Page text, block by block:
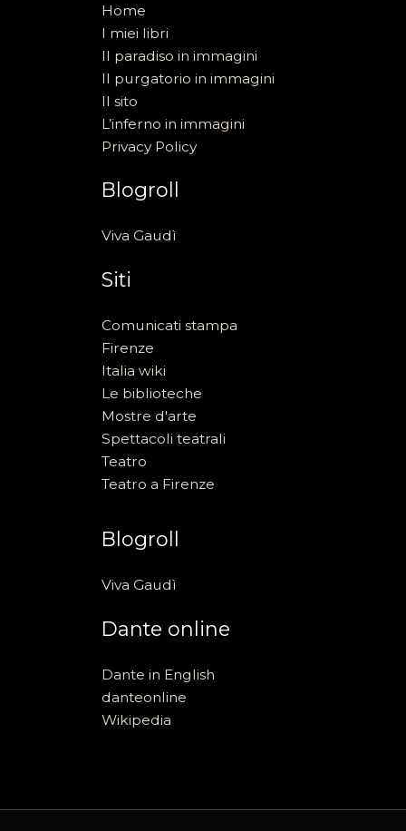
Home
I miei libri
Il paradiso in immagini
Il purgatorio in immagini
Il sito
L’inferno in immagini
Privacy Policy
Blogroll
Viva Gaudì
Siti
Comunicati stampa
Firenze
Italia wiki
Le biblioteche
Mostre d'arte
Spettacoli teatrali
Teatro
Teatro a Firenze
Blogroll
Viva Gaudì
Dante online
Dante in English
danteonline
Wikipedia